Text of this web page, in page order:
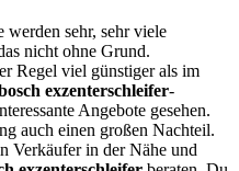
sehr, sehr viele
nicht ohne Grund.
Regel viel günstiger als im
exzenterschleifer-
Angebote gesehen.
auch einen großen Nachteil.
Verkäufer in der Nähe und